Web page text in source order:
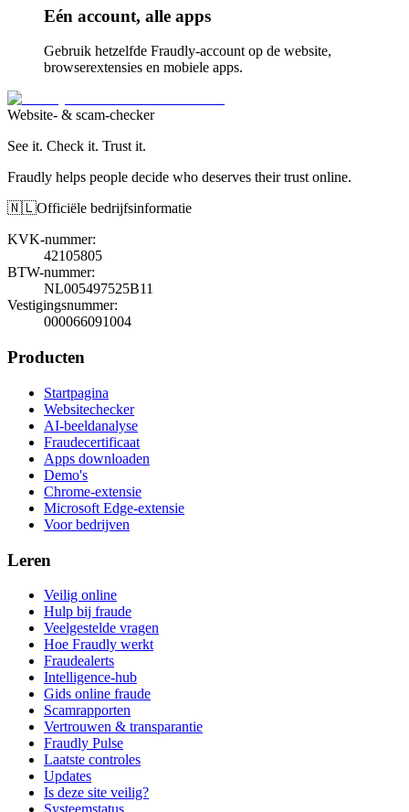
Eén account, alle apps
Gebruik hetzelfde Fraudly-account op de website,
browserextensies en mobiele apps.
Website- & scam-checker
See it. Check it. Trust it.
Fraudly helps people decide who deserves their trust online.
🇳🇱Officiële bedrijfsinformatie
KVK-nummer:
42105805
BTW-nummer:
NL005497525B11
Vestigingsnummer:
000066091004
Producten
Startpagina
Websitechecker
AI-beeldanalyse
Fraudecertificaat
Apps downloaden
Demo's
Chrome-extensie
Microsoft Edge-extensie
Voor bedrijven
Leren
Veilig online
Hulp bij fraude
Veelgestelde vragen
Hoe Fraudly werkt
Fraudealerts
Intelligence-hub
Gids online fraude
Scamrapporten
Vertrouwen & transparantie
Fraudly Pulse
Laatste controles
Updates
Is deze site veilig?